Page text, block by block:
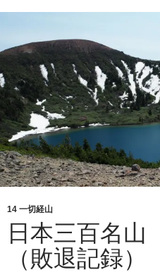
14 一切経山
日本三百名山
（敗退記録）